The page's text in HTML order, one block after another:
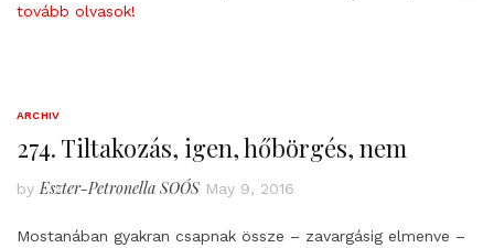
tovább olvasok!
ARCHIV
274. Tiltakozás, igen, hőbörgés, nem
by Eszter-Petronella SOÓS May 9, 2016
Mostanában gyakran csapnak össze – zavargásig elmenve –